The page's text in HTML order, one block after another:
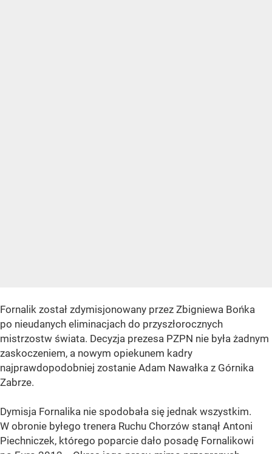
Fornalik został zdymisjonowany przez Zbigniewa Bońka
po nieudanych eliminacjach do przyszłorocznych
mistrzostw świata. Decyzja prezesa PZPN nie była żadnym
zaskoczeniem, a nowym opiekunem kadry
najprawdopodobniej zostanie Adam Nawałka z Górnika
Zabrze.
Dymisja Fornalika nie spodobała się jednak wszystkim.
W obronie byłego trenera Ruchu Chorzów stanął Antoni
Piechniczek, którego poparcie dało posadę Fornalikowi